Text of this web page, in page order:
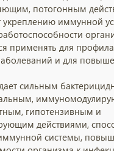
потогонным
укреплению иммунной
применять для
и для
сильным
гипотензивным и
действиями,
системы,